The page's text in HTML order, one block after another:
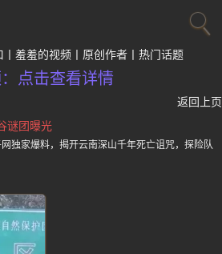
羞羞的视频 原创作者 热门话题
点击查看详情
返回上页
谜团曝光
独家爆料，揭开云南深山千年死亡诅咒，探险队